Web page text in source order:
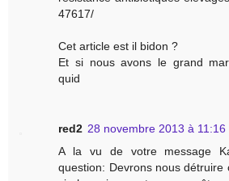
47617/
Cet article est il bidon ?
Et si nous avons le grand
quid
red2 28 novembre 2013 à 11:16
A la vu de votre message
question: Devrons nous détruire